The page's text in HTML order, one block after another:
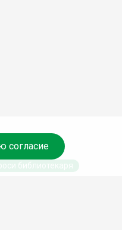
согласие
библиотекаря